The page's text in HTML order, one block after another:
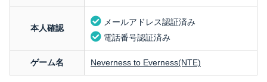
本人確認
メールアドレス認証済み
電話番号認証済み
ゲーム名 Neverness to Everness(NTE)